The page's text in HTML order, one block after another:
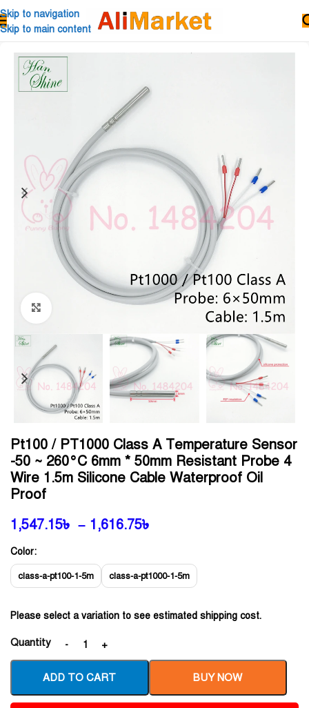
Skip to navigation
Skip to main content
Pt100 / PT1000 Class A Temperature Sensor
-50 ~ 260°C 6mm * 50mm Resistant Probe 4
Wire 1.5m Silicone Cable Waterproof Oil
Proof
1,547.15৳ – 1,616.75৳
Color:
class-a-pt100-1-5m class-a-pt1000-1-5m
Please select a variation to see estimated shipping cost.
Quantity
ADD TO CART BUY NOW